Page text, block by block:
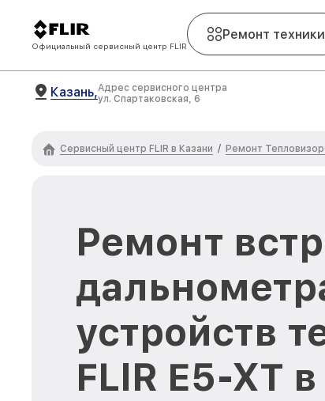
Официальный сервисный центр FLIR
Ремонт техники
Казань,Адрес сервисного центра
ул. Спартаковская, 6
Сервисный центр FLIR в Казани / Ремонт
Ремонт
устройств
FLIR E5-XT